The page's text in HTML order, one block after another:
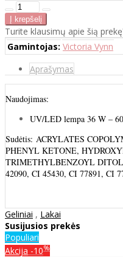
Turite klausimų apie šią
Gamintojas: Victoria Vynn
Aprašymas
Naudojimas:
UV/LED lempa 36 W –
Sudėtis: ACRYLATES
PHENYL KETONE,
TRIMETHYLBENZOYL
42090, CI 45430, CI 77891, CI
Geliniai , Lakai
Susijusios prekės
Populiari
Akcija -10%